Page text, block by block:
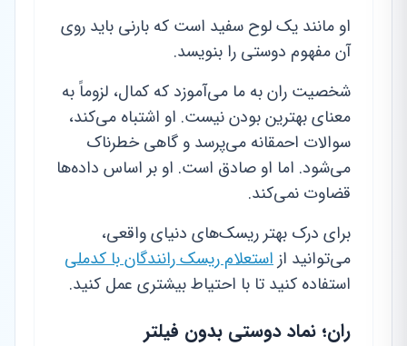
او مانند یک لوح سفید است که بارنی باید روی
آن مفهوم دوستی را بنویسد.
شخصیت ران به ما می‌آموزد که کمال، لزوماً به
معنای بهترین بودن نیست. او اشتباه می‌کند،
سوالات احمقانه می‌پرسد و گاهی خطرناک
می‌شود. اما او صادق است. او بر اساس داده‌ها
قضاوت نمی‌کند.
برای درک بهتر ریسک‌های دنیای واقعی،
می‌توانید از استعلام ریسک رانندگان با کدملی
استفاده کنید تا با احتیاط بیشتری عمل کنید.
ران؛ نماد دوستی بدون فیلتر